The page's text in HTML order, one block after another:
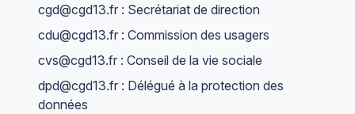
cgd@cgd13.fr : Secrétariat de direction
cdu@cgd13.fr : Commission des usagers
cvs@cgd13.fr : Conseil de la vie sociale
dpd@cgd13.fr : Délégué à la protection des
données